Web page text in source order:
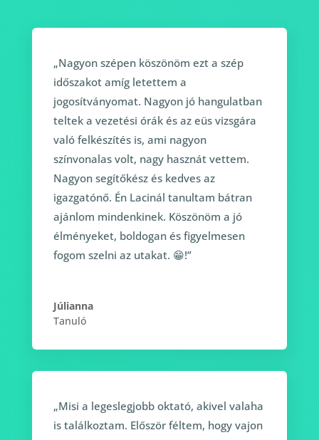
„Nagyon szépen köszönöm ezt a szép
időszakot amíg letettem a
jogosítványomat. Nagyon jó hangulatban
teltek a vezetési órák és az eüs vizsgára
való felkészítés is, ami nagyon
színvonalas volt, nagy hasznát vettem.
Nagyon segítőkész és kedves az
igazgatónő. Én Lacinál tanultam bátran
ajánlom mindenkinek. Köszönöm a jó
élményeket, boldogan és figyelmesen
fogom szelni az utakat. 😁!”
Júlianna
Tanuló
„Misi a legeslegjobb oktató, akivel valaha
is találkoztam. Először féltem, hogy vajon